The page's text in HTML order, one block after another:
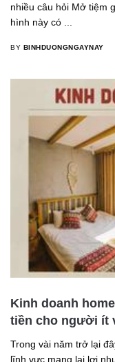
nhiều câu hỏi Mở tiệm
hình này có ...
BY BINHDUONGNGAYNAY
Kinh doanh
tiền cho người ít
Trong vài năm trở lại
lĩnh vực mang lại lợi